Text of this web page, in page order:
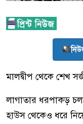
মালদ্বীপ থেকে শেখ
লাগাতার ধরপাকড়
হাউস থেকেও ধরে